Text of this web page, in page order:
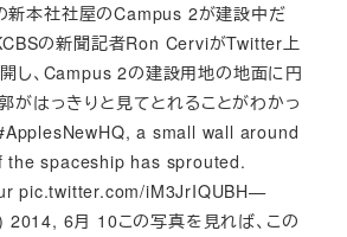
新本社社屋のCampus 2が建設中だ
の新聞記者Ron CerviがTwitter上
し、Campus 2の建設用地の地面に円
がはっきりと見てとれることがわかっ
a small wall around
spaceship has sprouted.
pic.twitter.com/iM3JrIQUBH—
6月 10この写真を見れば、この